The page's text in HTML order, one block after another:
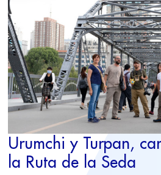
Urumchi y Turpan,
la Ruta de la Seda
TURPAN,
CARAVASARES
DE
LA
RUTA
DE
LA
SEDA